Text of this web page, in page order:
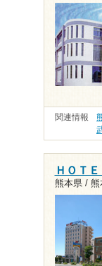
関連情報
ＨＯＴ
熊本県 /